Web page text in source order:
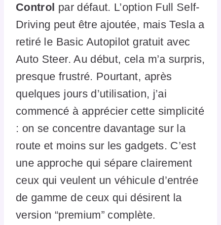
Control par défaut. L’option Full Self-
Driving peut être ajoutée, mais Tesla a
retiré le Basic Autopilot gratuit avec
Auto Steer. Au début, cela m’a surpris,
presque frustré. Pourtant, après
quelques jours d’utilisation, j’ai
commencé à apprécier cette simplicité
: on se concentre davantage sur la
route et moins sur les gadgets. C’est
une approche qui sépare clairement
ceux qui veulent un véhicule d’entrée
de gamme de ceux qui désirent la
version “premium” complète.